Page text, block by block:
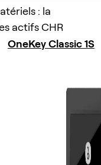
: la
actifs CHR
OneKey Classic 1S